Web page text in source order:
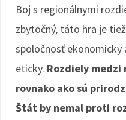
Boj s regionálnymi
zbytočný, táto hra je
spoločnosť ekonomicky
eticky. Rozdiely medzi
rovnako ako sú
Štát by nemal proti